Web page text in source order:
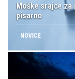
Moške srajce
pisarno
NOVICE